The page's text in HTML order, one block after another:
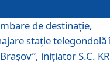
de destinaţie,
staţie telegondolă
iniţiator S.C.